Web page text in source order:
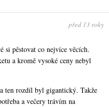
před 13 roky
si pěstovat co nejvíce věcích.
a kromě vysoké ceny nebyl
ten rozdíl byl gigantický. Takže
a večery trávím na